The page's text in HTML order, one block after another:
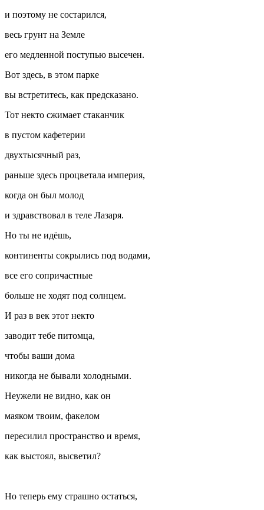
и поэтому не состарился,
весь грунт на Земле
его медленной поступью высечен.
Вот здесь, в этом парке
вы встретитесь, как предсказано.
Тот некто сжимает стаканчик
в пустом кафетерии
двухтысячный раз,
раньше здесь процветала империя,
когда он был молод
и здравствовал в теле Лазаря.
Но ты не идёшь,
континенты сокрылись под водами,
все его сопричастные
больше не ходят под солнцем.
И раз в век этот некто
заводит тебе питомца,
чтобы ваши дома
никогда не бывали холодными.
Неужели не видно, как он
маяком твоим, факелом
пересилил пространство и время,
как выстоял, высветил?
Но теперь ему страшно остаться,